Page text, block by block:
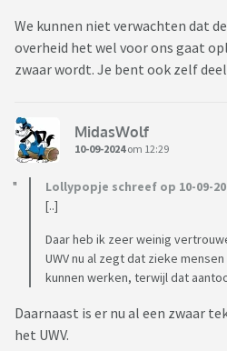
We kunnen niet verwachten dat
overheid het wel voor ons gaat
zwaar wordt. Je bent ook zelf
MidasWolf
10-09-2024om 12:29
Lollypopje schreef op 10-09-
[..]
Daar heb ik zeer weinig
UWV nu al zegt dat zieke
kunnen werken, terwijl dat
Daarnaast is er nu al een zwaar
het UWV.